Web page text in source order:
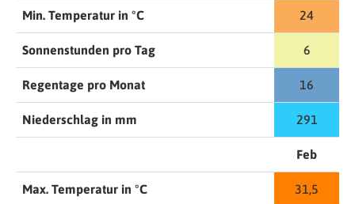
Min. Temperatur in °C 24
Sonnenstunden pro Tag 6
Regentage pro Monat 16
Niederschlag in mm 291
Feb
Max. Temperatur in °C 31,5